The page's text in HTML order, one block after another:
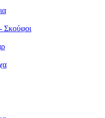
Σκούφοι